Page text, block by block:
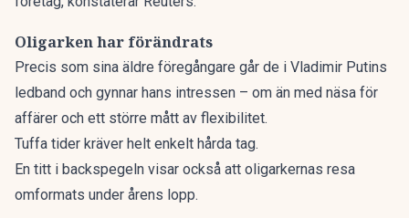
Oligarken har förändrats
Precis som sina äldre föregångare går de i Vladimir Putins
ledband och gynnar hans intressen – om än med näsa för
affärer och ett större mått av flexibilitet.
Tuffa tider kräver helt enkelt hårda tag.
En titt i backspegeln visar också att oligarkernas resa
omformats under årens lopp.